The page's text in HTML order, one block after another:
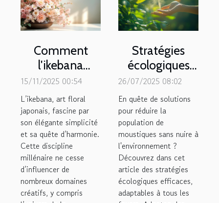
Comment
l'ikebana
inspire-t-il les
nouvelles
créations de
parfums ?
15/11/2025 00:54
L’ikebana, art floral
japonais, fascine par
son élégante simplicité
et sa quête d’harmonie.
Cette discipline
millénaire ne cesse
d’influencer de
nombreux domaines
créatifs, y compris
Stratégies
écologiques
pour contrôler
la population
de moustiques
chez soi
26/07/2025 08:02
En quête de solutions
pour réduire la
population de
moustiques sans nuire à
l'environnement ?
Découvrez dans cet
article des stratégies
écologiques efficaces,
adaptables à tous les